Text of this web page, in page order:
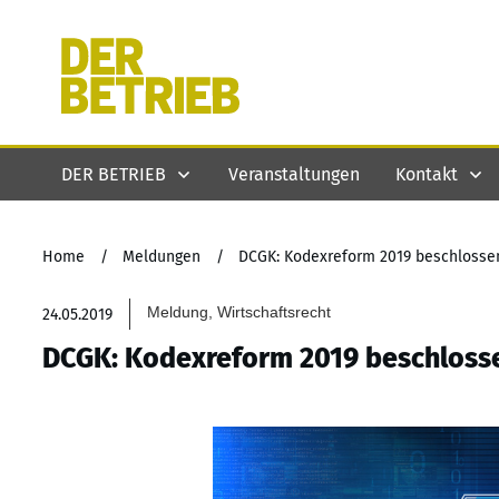
DER BETRIEB Veranstaltungen Kontakt
Home / Meldungen / DCGK: Kodexreform 2019
24.05.2019 Meldung, Wirtschaftsrecht
DCGK: Kodexreform 2019